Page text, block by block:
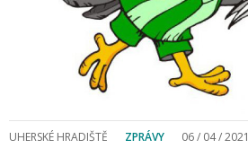
UHERSKÉ HRADIŠTĚ ZPRÁVY 06 / 04 / 2021